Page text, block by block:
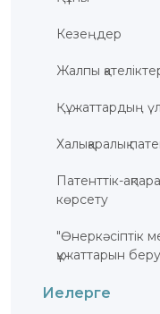
Кезеңдер
Жалпы
Құжаттардың
Халықаралық
Патенттік-
көрсету
"Өнеркәсіптік
құжаттарын
Иелерге